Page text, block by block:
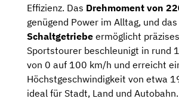
Effizienz. Das Drehmoment von
genügend Power im Alltag, und das
Schaltgetriebe ermöglicht
Sportstourer beschleunigt in rund
von 0 auf 100 km/h und erreicht
Höchstgeschwindigkeit von etwa
ideal für Stadt, Land und Autobahn.